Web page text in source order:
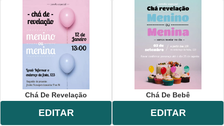
Chá De Revelação
EDITAR
Chá De Bebê
EDITAR